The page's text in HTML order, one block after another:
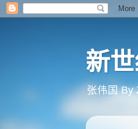
新
张伟国 By